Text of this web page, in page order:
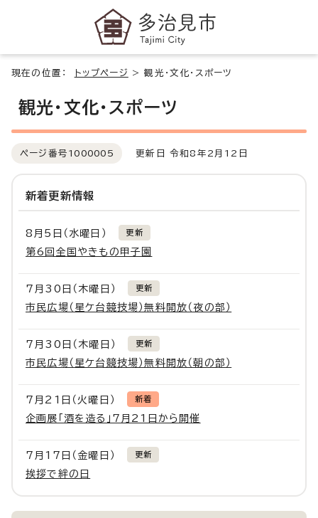
現在の位置： トップページ >観光・文化・スポーツ
観光・文化・スポーツ
ページ番号 1000005 更新日 令和8年2月12日
新着更新情報
8月5日（水曜日） 更新
第6回全国やきもの甲子園
7月30日（木曜日） 更新
市民広場（星ケ台競技場）無料開放（夜の部）
7月30日（木曜日） 更新
市民広場（星ケ台競技場）無料開放（朝の部）
7月21日（火曜日） 新着
企画展「酒を造る」7月21日から開催
7月17日（金曜日） 更新
挨拶で絆の日